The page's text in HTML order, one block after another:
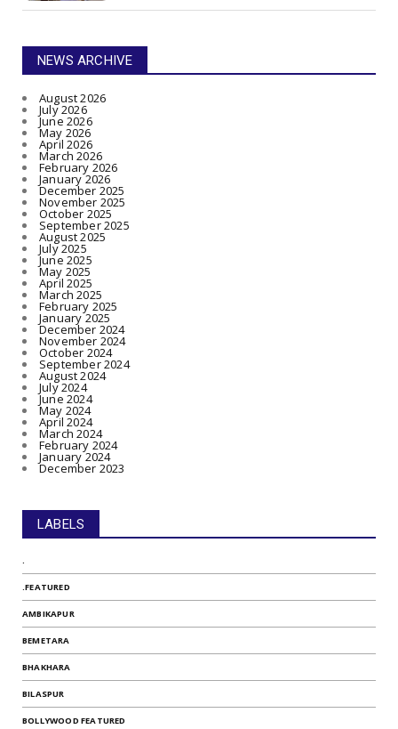
NEWS ARCHIVE
August 2026
July 2026
June 2026
May 2026
April 2026
March 2026
February 2026
January 2026
December 2025
November 2025
October 2025
September 2025
August 2025
July 2025
June 2025
May 2025
April 2025
March 2025
February 2025
January 2025
December 2024
November 2024
October 2024
September 2024
August 2024
July 2024
June 2024
May 2024
April 2024
March 2024
February 2024
January 2024
December 2023
LABELS
.
.FEATURED
AMBIKAPUR
BEMETARA
BHAKHARA
BILASPUR
BOLLYWOOD FEATURED